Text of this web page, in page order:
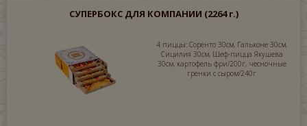
СУПЕРБОКС ДЛЯ КОМПАНИИ (2264 г.)
4 пиццы: Соренто 30см, Гальконе 30см,
Сицилия 30см, Шеф-пицца Якушева
30см, картофель фри/200г, чесночные
гренки с сыром/240г